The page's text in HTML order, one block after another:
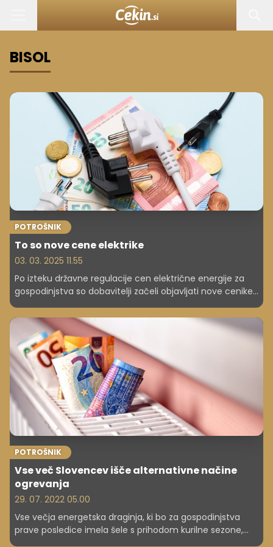
BISOL
POTROŠNIK
To so nove cene elektrike
03. 03. 2025 11.55
Po izteku državne regulacije cen električne energije za
gospodinjstva so dobavitelji začeli objavljati nove cenike,
ki veljajo od 1. marca. Objavila sta jih tudi ECE in Energija
plus, ki sta cene v primerjavi z rednimi ceniki znižala za 30
odstotkov. Prve položnice z novimi cenami bodo
uporabniki prejeli aprila.
POTROŠNIK
Vse več Slovencev išče alternativne načine
ogrevanja
29. 07. 2022 05.00
Vse večja energetska draginja, ki bo za gospodinjstva
prave posledice imela šele s prihodom kurilne sezone,
ljudi sili v razmislek o alternativnih načinih ogrevanja. Ob